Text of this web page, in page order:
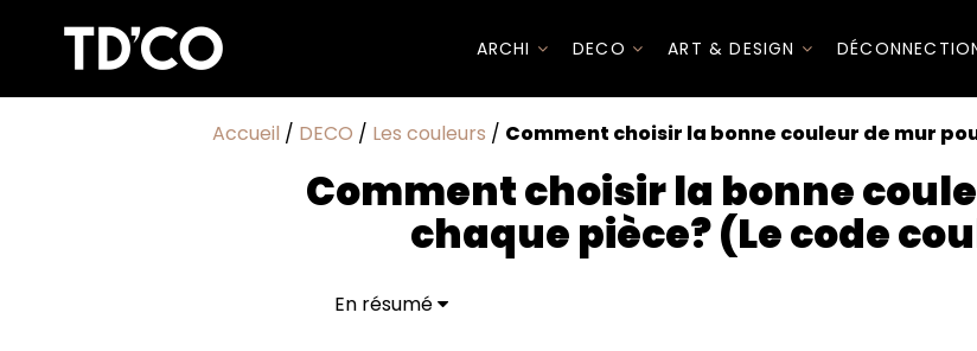
ARCHI DECO ART & DESIGN
Accueil / DECO / Les couleurs / Comment choisir la bonne couleur de mur
Comment choisir la bonne
chaque pièce? (Le code
En résumé